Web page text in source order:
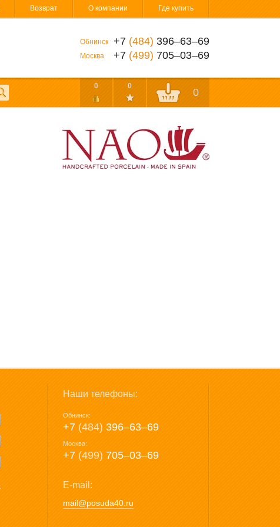
Возврат О компании Где купить
Обнинск +7 (484) 396‒63‒69
Москва +7 (499) 705‒03‒69
0 0
0
Наши телефоны:
Обнинск:
+7 (484) 396‒63‒69
Москва:
+7 (499) 705‒03‒69
E-mail:
mail@posuda40.ru